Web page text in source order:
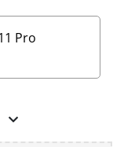
Pro